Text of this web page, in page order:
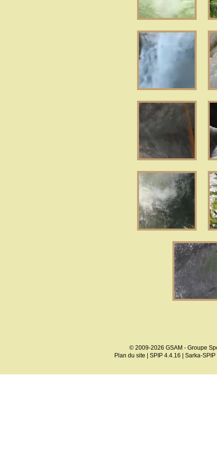
© 2009-2026 GSAM - Groupe
Plan du site
SPIP 4.4.16 Sarka-SPIP